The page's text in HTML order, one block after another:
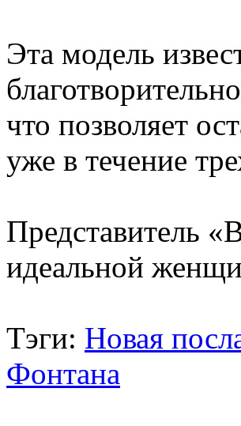
Эта модель
что позволяет
уже в течение
Представитель
идеальной
Тэги: Новая
Фонтана